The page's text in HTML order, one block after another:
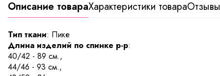
Описание товараХарактеристики товараОтзывы
Тип ткани: Пике
Длина изделий по спинке р-р:
40/42 - 89 см.,
44/46 - 93 см.,